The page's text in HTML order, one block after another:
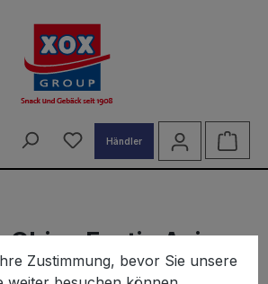
Du hast 0 Produkte auf
Händler
Chips Exotic Asia
Zustimmung, bevor Sie unsere